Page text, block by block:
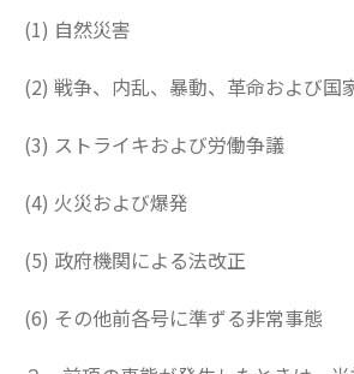
(1) 自然災害
(2) 戦争、内乱、暴動、革命および国
(3) ストライキおよび労働争議
(4) 火災および爆発
(5) 政府機関による法改正
(6) その他前各号に準ずる非常事態